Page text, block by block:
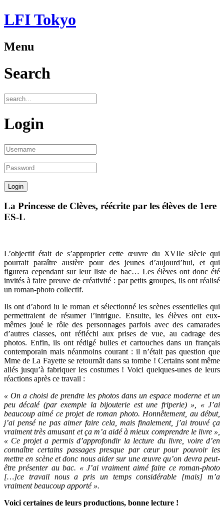
LFI Tokyo
Menu
Search
Login
La Princesse de Clèves, réécrite par les élèves de 1ere
ES-L
L’objectif était de s’approprier cette œuvre du XVIIe siècle qui
pourrait paraître austère pour des jeunes d’aujourd’hui, et qui
figurera cependant sur leur liste de bac… Les élèves ont donc été
invités à faire preuve de créativité : par petits groupes, ils ont réalisé
un roman-photo collectif.
Ils ont d’abord lu le roman et sélectionné les scènes essentielles qui
permettraient de résumer l’intrigue. Ensuite, les élèves ont eux-
mêmes joué le rôle des personnages parfois avec des camarades
d’autres classes, ont réfléchi aux prises de vue, au cadrage des
photos. Enfin, ils ont rédigé bulles et cartouches dans un français
contemporain mais néanmoins courant : il n’était pas question que
Mme de La Fayette se retournât dans sa tombe ! Certains sont même
allés jusqu’à fabriquer les costumes ! Voici quelques-unes de leurs
réactions après ce travail :
« On a choisi de prendre les photos dans un espace moderne et un
peu décalé (par exemple la bijouterie est une friperie) », « J’ai
beaucoup aimé ce projet de roman photo. Honnêtement, au début,
j’ai pensé ne pas aimer faire cela, mais finalement, j’ai trouvé ça
vraiment très amusant et ça m’a aidé à mieux comprendre le livre »,
« Ce projet a permis d’approfondir la lecture du livre, voire d’en
connaître certains passages presque par cœur pour pouvoir les
mettre en scène et donc nous aider sur une œuvre qu’on devra peut-
être présenter au bac. « J’ai vraiment aimé faire ce roman-photo
[…]ce travail nous a pris un temps considérable [mais] m’a
vraiment beaucoup apporté ».
Voici certaines de leurs productions, bonne lecture !